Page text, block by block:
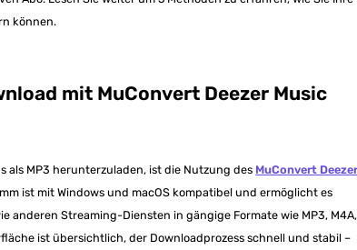
können.
mit MuConvert Deezer Music
als MP3 herunterzuladen, ist die Nutzung des MuConvert
ist mit Windows und macOS kompatibel und ermöglicht es
anderen Streaming-Diensten in gängige Formate wie MP3, M4A,
ist übersichtlich, der Downloadprozess schnell und stabil –